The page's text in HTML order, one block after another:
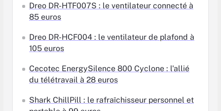
Dreo DR-HTF007S : le ventilateur connecté à
85 euros
Dreo DR-HCF004 : le ventilateur de plafond à
105 euros
Cecotec EnergySilence 800 Cyclone : l'allié
du télétravail à 28 euros
Shark ChillPill : le rafraîchisseur personnel et